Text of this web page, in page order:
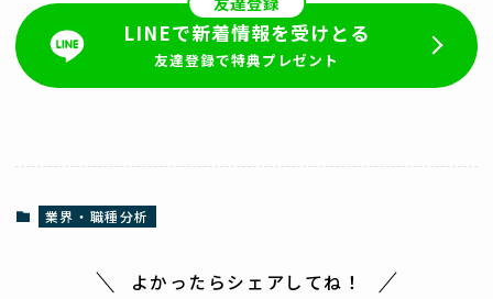
LINEで新着情報を受けとる
友達登録で特典プレゼント
業界・職種分析
よかったらシェアしてね！